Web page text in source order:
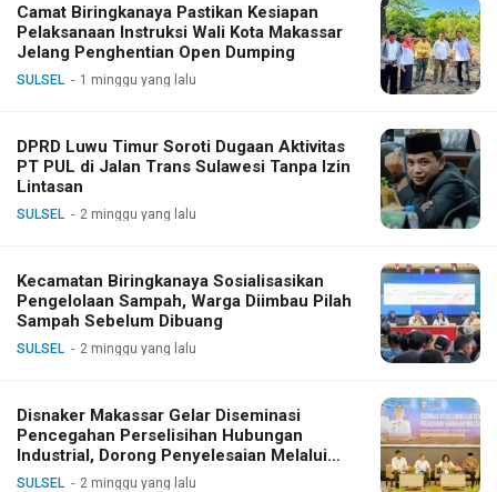
Camat Biringkanaya Pastikan Kesiapan
Pelaksanaan Instruksi Wali Kota Makassar
Jelang Penghentian Open Dumping
SULSEL 1 minggu yang lalu
DPRD Luwu Timur Soroti Dugaan Aktivitas
PT PUL di Jalan Trans Sulawesi Tanpa Izin
Lintasan
SULSEL 2 minggu yang lalu
Kecamatan Biringkanaya Sosialisasikan
Pengelolaan Sampah, Warga Diimbau Pilah
Sampah Sebelum Dibuang
SULSEL 2 minggu yang lalu
Disnaker Makassar Gelar Diseminasi
Pencegahan Perselisihan Hubungan
Industrial, Dorong Penyelesaian Melalui
Dialog
SULSEL 2 minggu yang lalu